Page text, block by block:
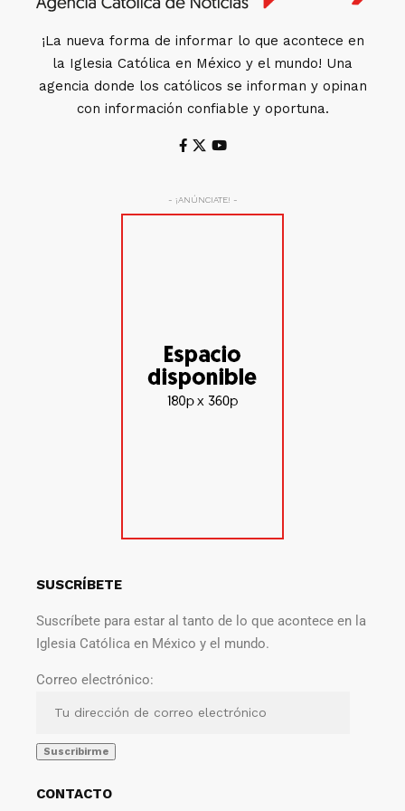
¡La nueva forma de informar lo que acontece en
la Iglesia Católica en México y el mundo! Una
agencia donde los católicos se informan y opinan
con información confiable y oportuna.
- ¡ANÚNCIATE! -
SUSCRÍBETE
Suscríbete para estar al tanto de lo que acontece en la
Iglesia Católica en México y el mundo.
Correo electrónico:
CONTACTO